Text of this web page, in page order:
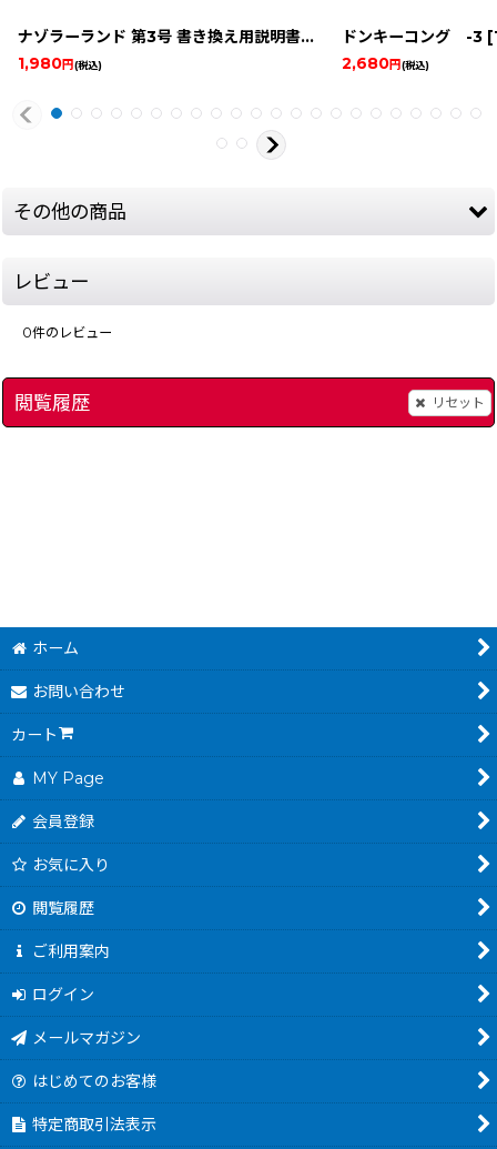
ナゾラーランド 第3号 書き換え用説明書
[14984-naz-famicom-
1,980円(税込)
ドンキーコング -3 [
2,680円(税込)
その他の商品
レビュー
0件のレビュー
閲覧履歴 リセット
ホーム
お問い合わせ
カート
MY Page
会員登録
お気に入り
閲覧履歴
ご利用案内
ログイン
メールマガジン
はじめてのお客様
特定商取引法表示